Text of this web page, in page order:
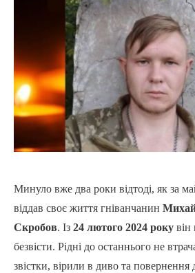
Минуло вже два роки відтоді, як за
віддав своє життя гніванчанин
Скробов. Із 24 лютого 2024 року він
безвісти. Рідні до останнього не
звістки, вірили в диво та